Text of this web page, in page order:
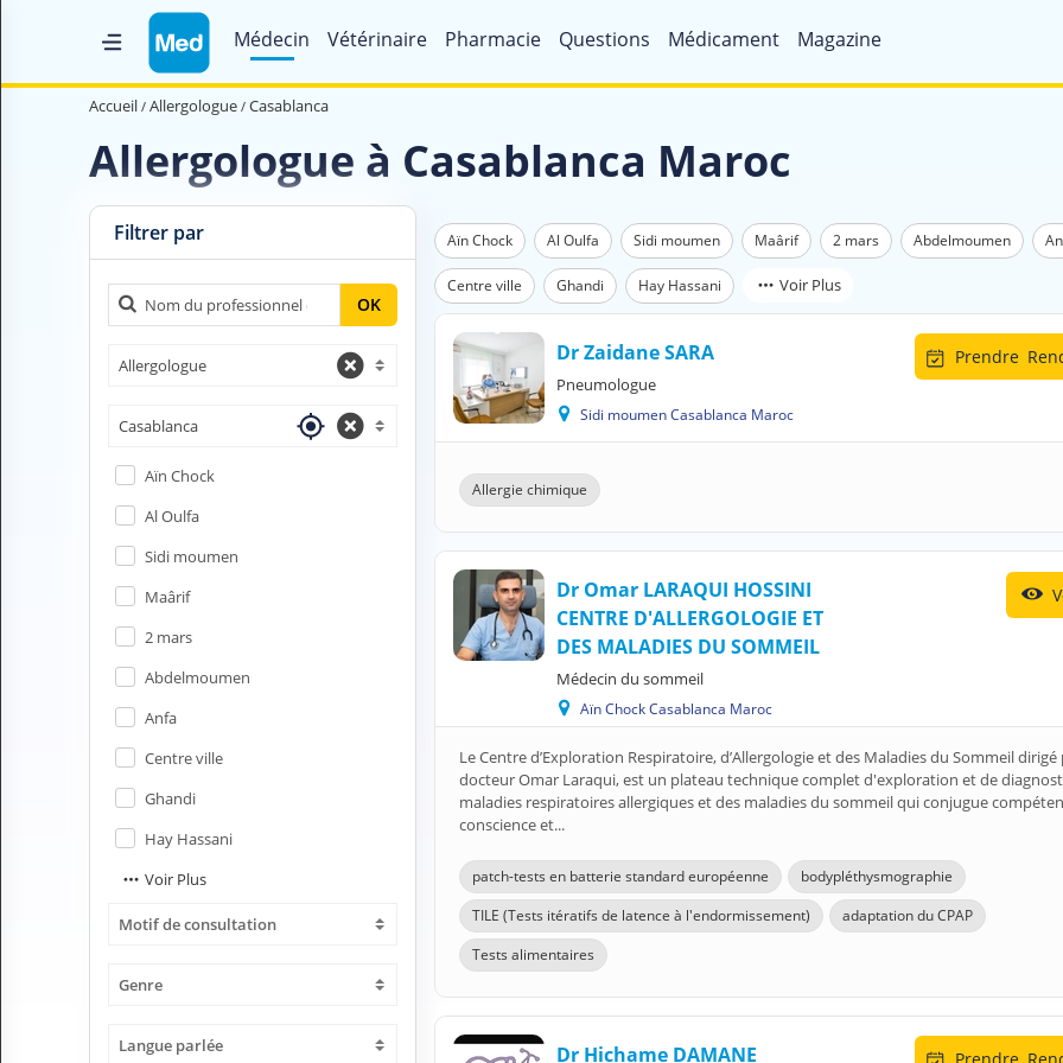
Médecin Vétérinaire Pharmacie Questions Médicament Magazine
Accueil
Magazine Médical
Nous contacter
Professionnel de santé
Pharmacie
Médicament
Laboratoire
Accueil Allergologue Casablanca
Allergologue à Casablanca Maroc
Filtrer par
OK
Allergologue
Casablanca
Aïn Chock
Al Oulfa
Sidi moumen
Maârif
2 mars
Abdelmoumen
Anfa
Centre ville
Ghandi
Hay Hassani
Voir Plus
Motif de consultation
Genre
Langue parlée
Aïn Chock Al Oulfa Sidi moumen Maârif 2 mars Abdelmoumen
Centre ville Ghandi Hay Hassani Voir Plus
Dr Zaidane SARA
Pneumologue
Sidi moumen Casablanca Maroc
Prendre
Allergie chimique
Dr Omar LARAQUI HOSSINI
CENTRE D'ALLERGOLOGIE ET
DES MALADIES DU SOMMEIL
Médecin du sommeil
Aïn Chock Casablanca Maroc
Le Centre d’Exploration Respiratoire, d’Allergologie et des Maladies du Sommeil dirigé
docteur Omar Laraqui, est un plateau technique complet d'exploration et de
maladies respiratoires allergiques et des maladies du sommeil qui conjugue
conscience et...
patch-tests en batterie standard européenne
bodypléthysmographie
TILE (Tests itératifs de latence à l'endormissement)
adaptation du CPAP
Tests alimentaires
Dr Hichame DAMANE